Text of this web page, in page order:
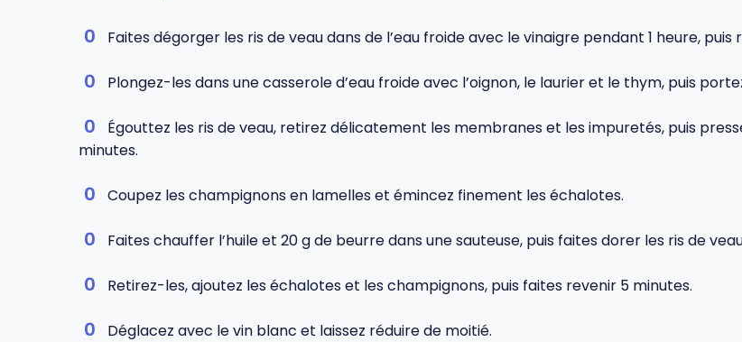
Faites dégorger les ris de veau dans de l’eau froide avec le vinaigre pendant 1 heure,
Plongez-les dans une casserole d’eau froide avec l’oignon, le laurier et le thym, puis
Égouttez les ris de veau, retirez délicatement les membranes et les impuretés, puis
minutes.
Coupez les champignons en lamelles et émincez finement les échalotes.
Faites chauffer l’huile et 20 g de beurre dans une sauteuse, puis faites dorer les ris de
Retirez-les, ajoutez les échalotes et les champignons, puis faites revenir 5 minutes.
Déglacez avec le vin blanc et laissez réduire de moitié.